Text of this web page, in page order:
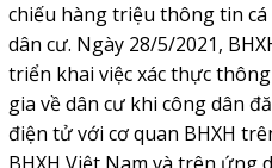
chiếu hàng triệu thông tin cá
dân cư. Ngày 28/5/2021,
triển khai việc xác thực
gia về dân cư khi công dân
điện tử với cơ quan BHXH